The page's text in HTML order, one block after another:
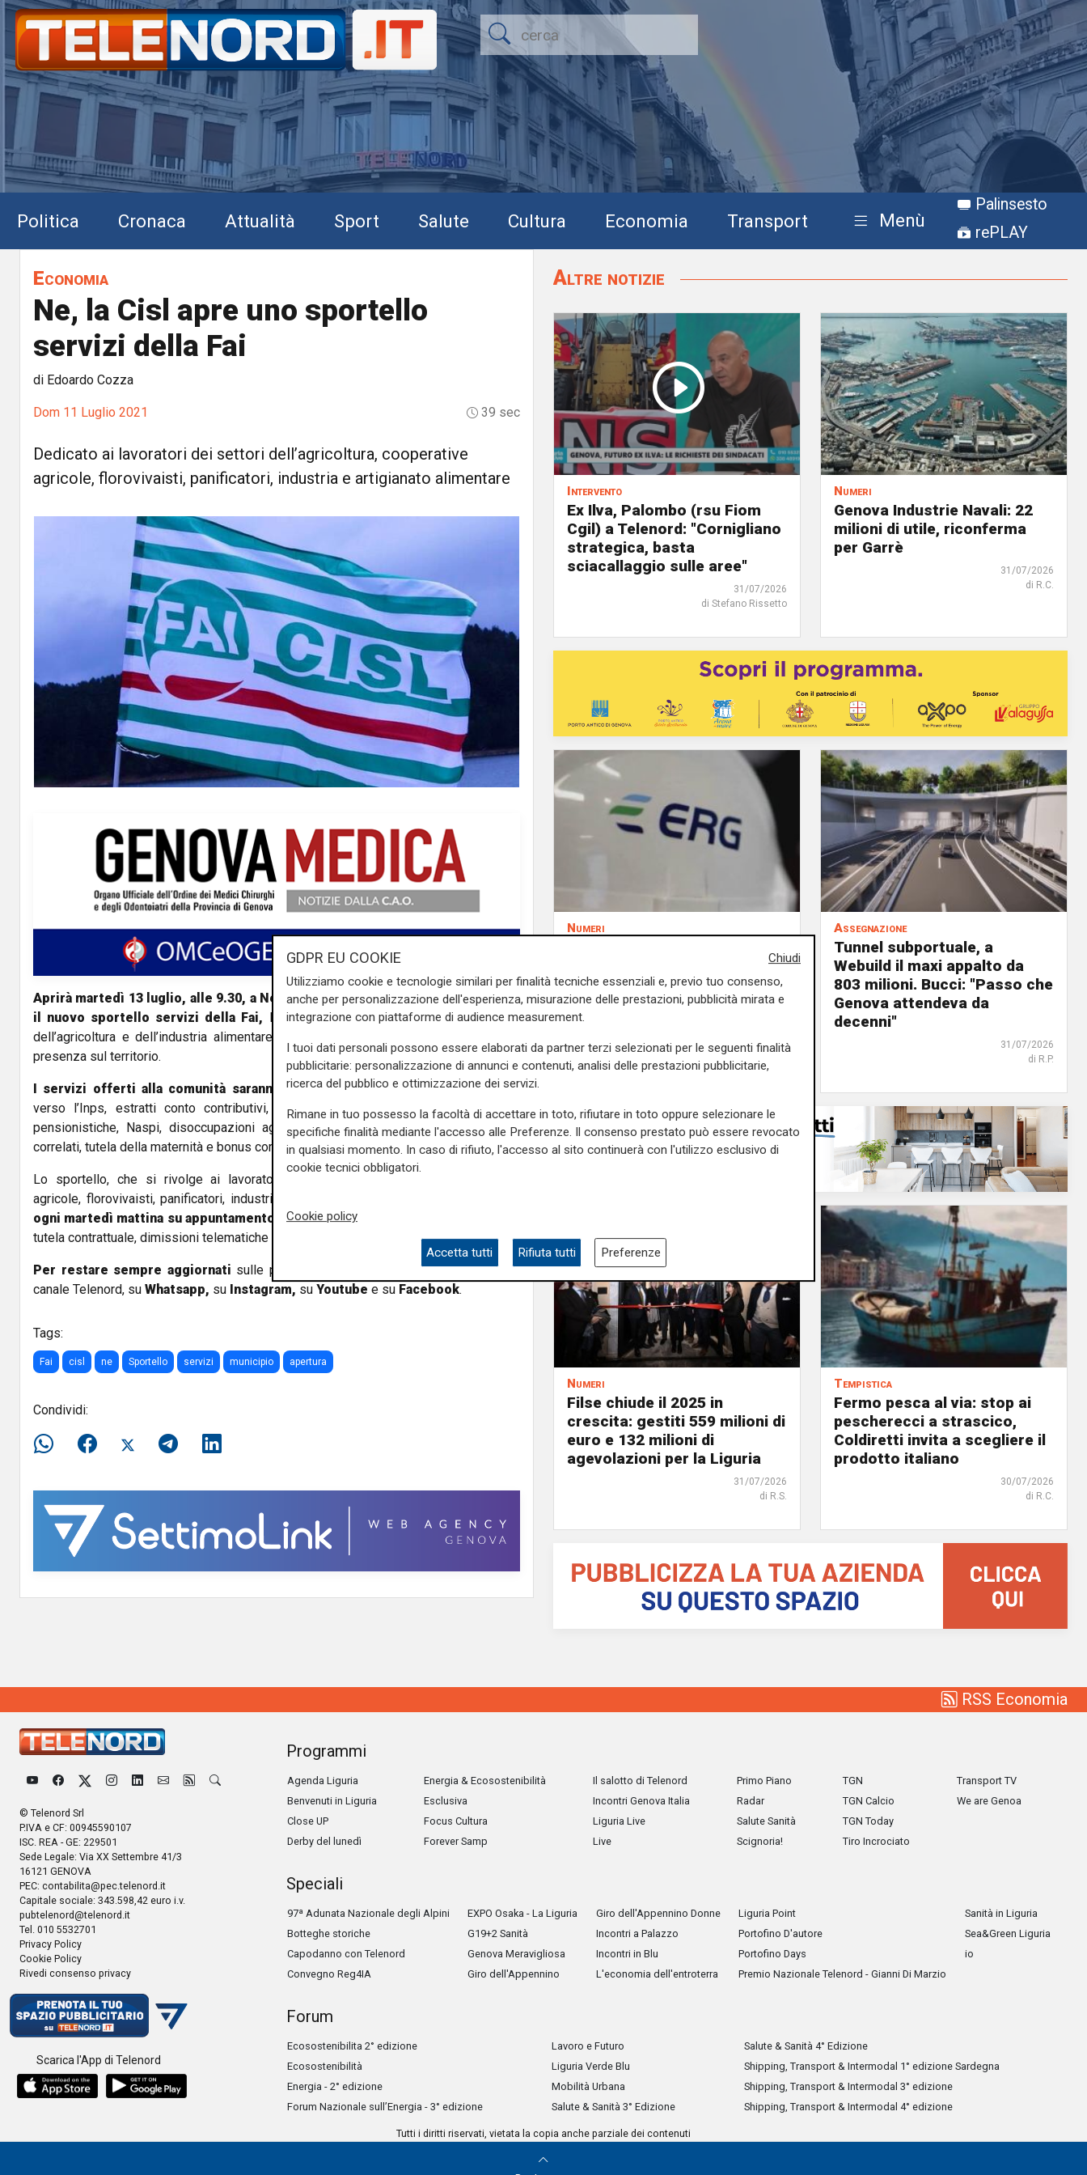
Politica Cronaca Attualità Sport Salute Cultura Economia Transport Menù
Palinsesto
rePLAY
Economia
Ne, la Cisl apre uno sportello
servizi della Fai
di Edoardo Cozza
Dom 11 Luglio 2021 39 sec
Dedicato ai lavoratori dei settori dell’agricoltura, cooperative
agricole, florovivaisti, panificatori, industria e artigianato alimentare
Aprirà martedì 13 luglio, alle 9.30, a Ne
presso il municipio in piazza dei Mosto 2,
il nuovo sportello servizi della Fai, la federazione che rappresenta i lavoratori
dell’agricoltura e dell’industria alimentare,
presenza sul territorio.
I servizi offerti alla comunità saranno numerosi:assistenziali e previdenziali
verso l’Inps, estratti conto contributivi, assegni al nucleo familiare, consulenze
pensionistiche, Naspi, disoccupazioni agricole, rimpatri, invalidità civili e benefici
correlati, tutela della maternità e bonus correlati.
Lo sportello, che si rivolge ai lavoratori dei settori dell’agricoltura, cooperative
agricole, florovivaisti, panificatori, industria e artigianato alimentare,
ogni martedì mattina su appuntamento
occupandosi di consulenze, informazioni e
tutela contrattuale, dimissioni telematiche e verifica delle buste paga.
Per restare sempre aggiornati sulle principali notizie sulla Liguria seguiteci sul
canale Telenord, su Whatsapp, su Instagram, su Youtube e su Facebook.
Tags:
Fai cisl ne Sportello servizi municipio apertura
Condividi:
Altre notizie
Intervento
Ex Ilva, Palombo (rsu Fiom
Cgil) a Telenord: "Cornigliano
strategica, basta
sciacallaggio sulle aree"
31/07/2026
di Stefano Rissetto
Numeri
Genova Industrie Navali: 22
milioni di utile, riconferma
per Garrè
31/07/2026
di R.C.
Numeri
semestre: ricavi a 409 milioni
e margine operativo lordo in
aumento del 9%
di R. Eco.
Assegnazione
Tunnel subportuale, a
Webuild il maxi appalto da
803 milioni. Bucci: "Passo che
Genova attendeva da
decenni"
31/07/2026
di R.P.
Numeri
Filse chiude il 2025 in
crescita: gestiti 559 milioni di
euro e 132 milioni di
agevolazioni per la Liguria
31/07/2026
di R.S.
Tempistica
Fermo pesca al via: stop ai
pescherecci a strascico,
Coldiretti invita a scegliere il
prodotto italiano
30/07/2026
di R.C.
RSS Economia
© Telenord Srl
P.IVA e CF: 00945590107
ISC. REA - GE: 229501
Sede Legale: Via XX Settembre 41/3
16121 GENOVA
PEC: contabilita@pec.telenord.it
Capitale sociale: 343.598,42 euro i.v.
pubtelenord@telenord.it
Tel. 010 5532701
Privacy Policy
Cookie Policy
Rivedi consenso privacy
Scarica l'App di Telenord
Programmi
Agenda Liguria
Benvenuti in Liguria
Close UP
Derby del lunedì
Energia & Ecosostenibilità
Esclusiva
Focus Cultura
Forever Samp
Il salotto di Telenord
Incontri Genova Italia
Liguria Live
Live
Primo Piano
Radar
Salute Sanità
Scignoria!
TGN
TGN Calcio
TGN Today
Tiro Incrociato
Transport TV
We are Genoa
Speciali
97ª Adunata Nazionale degli Alpini
Botteghe storiche
Capodanno con Telenord
Convegno Reg4IA
EXPO Osaka - La Liguria
G19+2 Sanità
Genova Meravigliosa
Giro dell'Appennino
Giro dell'Appennino Donne
Incontri a Palazzo
Incontri in Blu
L'economia dell'entroterra
Liguria Point
Portofino D'autore
Portofino Days
Premio Nazionale Telenord - Gianni Di Marzio
Sanità in Liguria
Sea&Green Liguria
io
Forum
Ecosostenibilita 2° edizione
Ecosostenibilità
Energia - 2° edizione
Forum Nazionale sull’Energia - 3° edizione
Lavoro e Futuro
Liguria Verde Blu
Mobilità Urbana
Salute & Sanità 3° Edizione
Salute & Sanità 4° Edizione
Shipping, Transport & Intermodal 1° edizione Sardegna
Shipping, Transport & Intermodal 3° edizione
Shipping, Transport & Intermodal 4° edizione
Tutti i diritti riservati, vietata la copia anche parziale dei contenuti
Chiudi
GDPR EU COOKIE
Utilizziamo cookie e tecnologie similari per finalità tecniche essenziali e, previo tuo consenso,
anche per personalizzazione dell'esperienza, misurazione delle prestazioni, pubblicità mirata e
integrazione con piattaforme di audience measurement.
I tuoi dati personali possono essere elaborati da partner terzi selezionati per le seguenti finalità
pubblicitarie: personalizzazione di annunci e contenuti, analisi delle prestazioni pubblicitarie,
ricerca del pubblico e ottimizzazione dei servizi.
Rimane in tuo possesso la facoltà di accettare in toto, rifiutare in toto oppure selezionare le
specifiche finalità mediante l'accesso alle Preferenze. Il consenso prestato può essere revocato
in qualsiasi momento. In caso di rifiuto, l'accesso al sito continuerà con l'utilizzo esclusivo di
cookie tecnici obbligatori.
Cookie policy
Accetta tutti Rifiuta tutti Preferenze